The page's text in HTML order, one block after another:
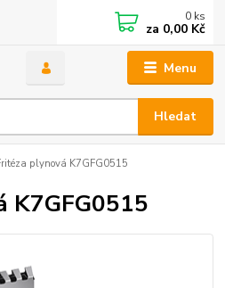
Menu
Hledat
0 ks
za 0,00 Kč
plynová K7GFG0515
K7GFG0515